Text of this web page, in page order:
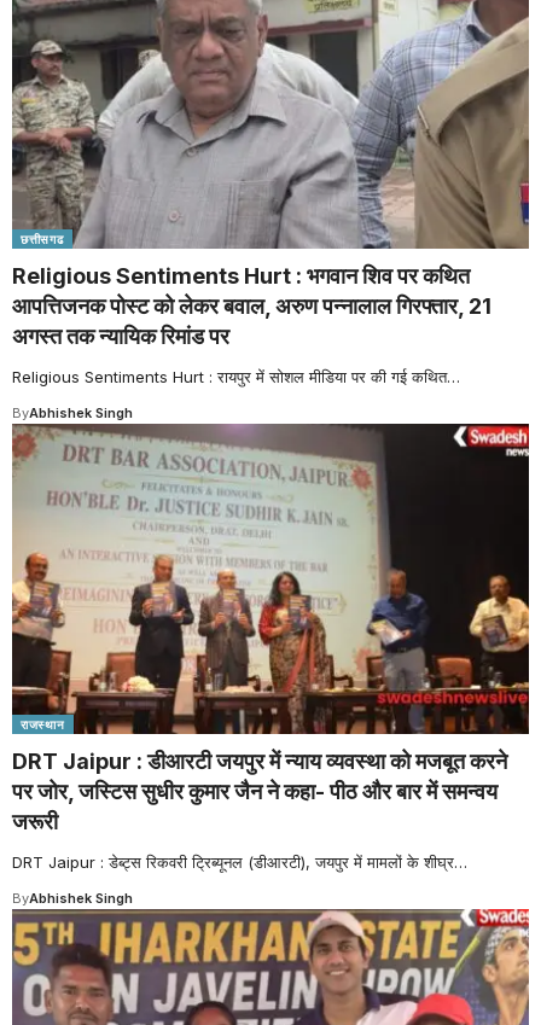
छत्तीसगढ
Religious Sentiments Hurt : भगवान शिव पर कथित
आपत्तिजनक पोस्ट को लेकर बवाल, अरुण पन्नालाल गिरफ्तार, 21
अगस्त तक न्यायिक रिमांड पर
Religious Sentiments Hurt : रायपुर में सोशल मीडिया पर की गई कथित…
ByAbhishek Singh
राजस्थान
DRT Jaipur : डीआरटी जयपुर में न्याय व्यवस्था को मजबूत करने
पर जोर, जस्टिस सुधीर कुमार जैन ने कहा- पीठ और बार में समन्वय
जरूरी
DRT Jaipur : डेब्ट्स रिकवरी ट्रिब्यूनल (डीआरटी), जयपुर में मामलों के शीघ्र…
ByAbhishek Singh